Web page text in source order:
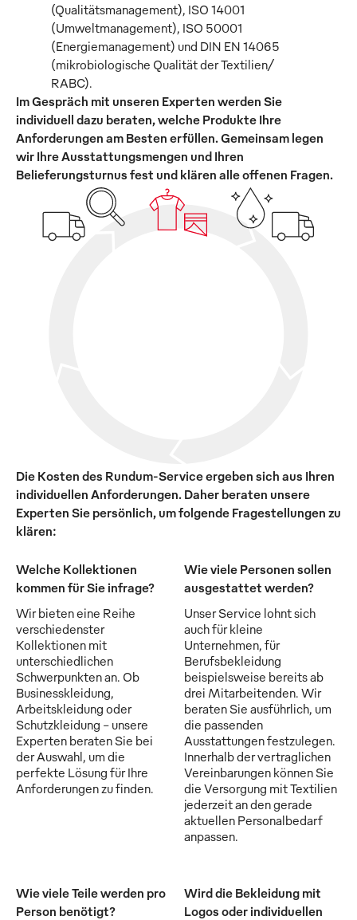
(Qualitätsmanagement), ISO 14001
(Umweltmanagement), ISO 50001
(Energiemanagement) und DIN EN 14065
(mikrobiologische Qualität der Textilien/
RABC).
Im Gespräch mit unseren Experten werden Sie
individuell dazu beraten, welche Produkte Ihre
Anforderungen am Besten erfüllen. Gemeinsam legen
wir Ihre Ausstattungsmengen und Ihren
Belieferungsturnus fest und klären alle offenen Fragen.
Die Kosten des Rundum-Service ergeben sich aus Ihren
individuellen Anforderungen. Daher beraten unsere
Experten Sie persönlich, um folgende Fragestellungen zu
klären:
Welche Kollektionen
kommen für Sie infrage?
Wir bieten eine Reihe
verschiedenster
Kollektionen mit
unterschiedlichen
Schwerpunkten an. Ob
Businesskleidung,
Arbeitskleidung oder
Schutzkleidung - unsere
Experten beraten Sie bei
der Auswahl, um die
perfekte Lösung für Ihre
Anforderungen zu finden.
Wie viele Personen sollen
ausgestattet werden?
Unser Service lohnt sich
auch für kleine
Unternehmen, für
Berufsbekleidung
beispielsweise bereits ab
drei Mitarbeitenden. Wir
beraten Sie ausführlich, um
die passenden
Ausstattungen festzulegen.
Innerhalb der vertraglichen
Vereinbarungen können Sie
die Versorgung mit Textilien
jederzeit an den gerade
aktuellen Personalbedarf
anpassen.
Wie viele Teile werden pro
Person benötigt?
Wird die Bekleidung mit
Logos oder individuellen